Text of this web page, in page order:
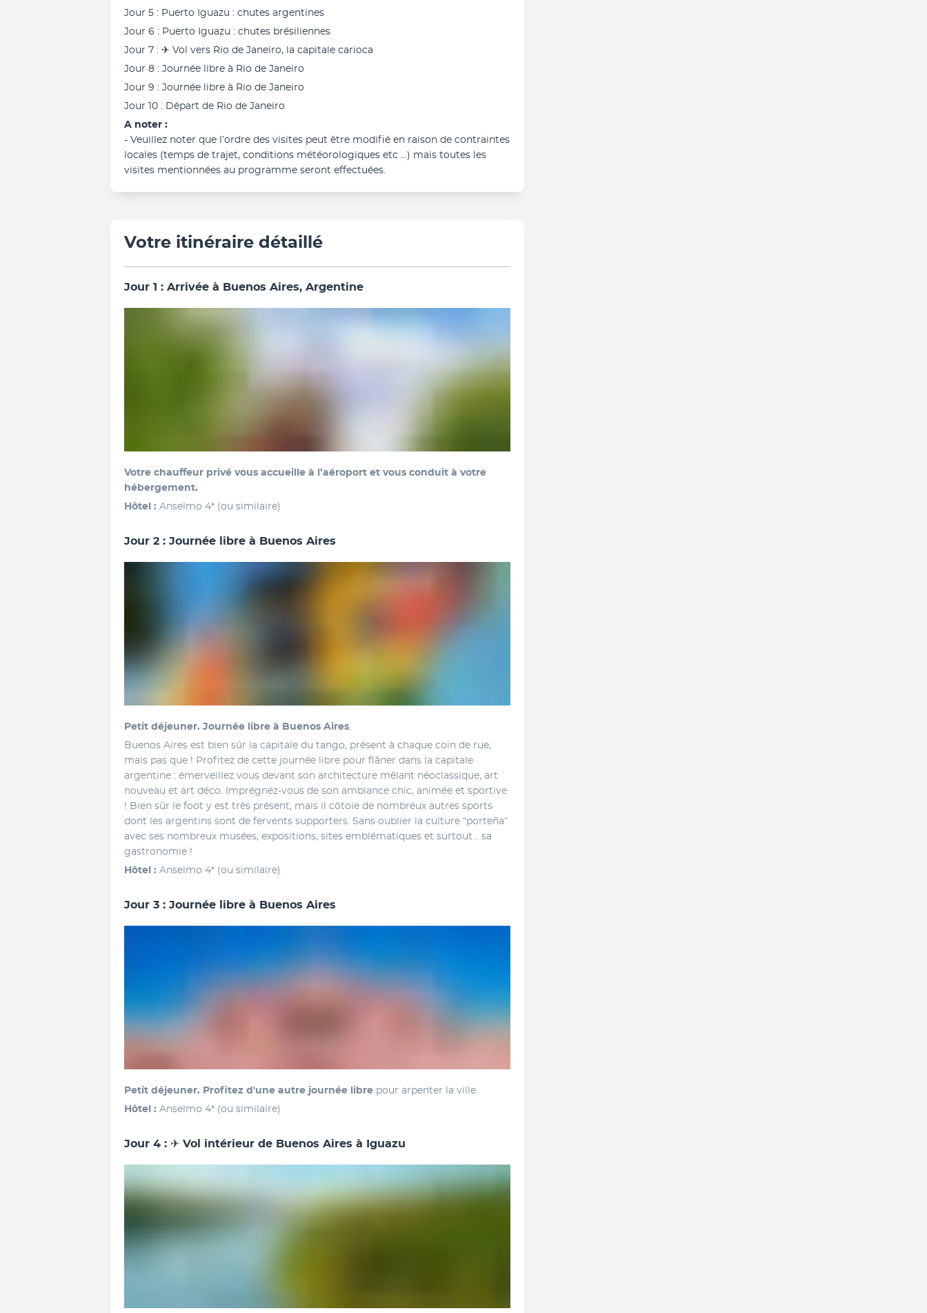
Jour 5 : Puerto Iguazu : chutes argentines
Jour 6 : Puerto Iguazu : chutes brésiliennes
Jour 7 : ✈︎ Vol vers Rio de Janeiro, la capitale carioca
Jour 8 : Journée libre à Rio de Janeiro
Jour 9 : Journée libre à Rio de Janeiro
Jour 10 : Départ de Rio de Janeiro
A noter :
- Veuillez noter que l’ordre des visites peut être modifié en raison de contraintes
locales (temps de trajet, conditions météorologiques etc …) mais toutes les
visites mentionnées au programme seront effectuées.
Votre itinéraire détaillé
Jour 1 : Arrivée à Buenos Aires, Argentine
Votre chauffeur privé vous accueille à l’aéroport et vous conduit à votre
hébergement.
Hôtel : Anselmo 4* (ou similaire)
Jour 2 : Journée libre à Buenos Aires
Petit déjeuner. Journée libre à Buenos Aires.
Buenos Aires est bien sûr la capitale du tango, présent à chaque coin de rue,
mais pas que ! Profitez de cette journée libre pour flâner dans la capitale
argentine : émerveillez vous devant son architecture mêlant néoclassique, art
nouveau et art déco. Imprégnez-vous de son ambiance chic, animée et sportive
! Bien sûr le foot y est très présent, mais il côtoie de nombreux autres sports
dont les argentins sont de fervents supporters. Sans oublier la culture “porteña”
avec ses nombreux musées, expositions, sites emblématiques et surtout… sa
gastronomie !
Hôtel : Anselmo 4* (ou similaire)
Jour 3 : Journée libre à Buenos Aires
Petit déjeuner. Profitez d'une autre journée libre pour arpenter la ville.
Hôtel : Anselmo 4* (ou similaire)
Jour 4 : ✈︎ Vol intérieur de Buenos Aires à Iguazu